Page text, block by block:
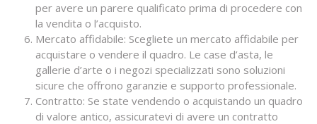
per avere un parere qualificato prima di procedere con
la vendita o l’acquisto.
Mercato affidabile: Scegliete un mercato affidabile per
acquistare o vendere il quadro. Le case d’asta, le
gallerie d’arte o i negozi specializzati sono soluzioni
sicure che offrono garanzie e supporto professionale.
Contratto: Se state vendendo o acquistando un quadro
di valore antico, assicuratevi di avere un contratto